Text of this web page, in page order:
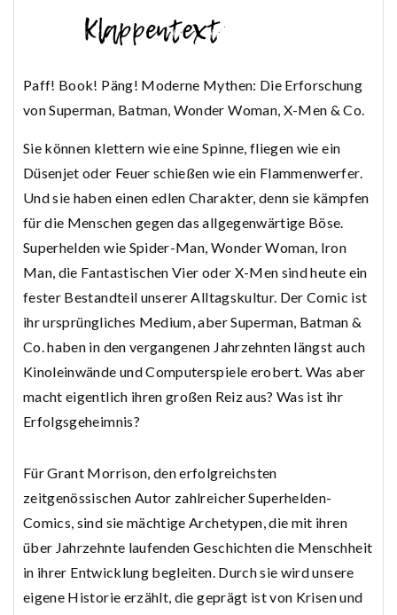
Paff! Book! Päng! Moderne Mythen: Die Erforschung
von Superman, Batman, Wonder Woman, X-Men & Co.
Sie können klettern wie eine Spinne, fliegen wie ein
Düsenjet oder Feuer schießen wie ein Flammenwerfer.
Und sie haben einen edlen Charakter, denn sie kämpfen
für die Menschen gegen das allgegenwärtige Böse.
Superhelden wie Spider-Man, Wonder Woman, Iron
Man, die Fantastischen Vier oder X-Men sind heute ein
fester Bestandteil unserer Alltagskultur. Der Comic ist
ihr ursprüngliches Medium, aber Superman, Batman &
Co. haben in den vergangenen Jahrzehnten längst auch
Kinoleinwände und Computerspiele erobert. Was aber
macht eigentlich ihren großen Reiz aus? Was ist ihr
Erfolgsgeheimnis?
Für Grant Morrison, den erfolgreichsten
zeitgenössischen Autor zahlreicher Superhelden-
Comics, sind sie mächtige Archetypen, die mit ihren
über Jahrzehnte laufenden Geschichten die Menschheit
in ihrer Entwicklung begleiten. Durch sie wird unsere
eigene Historie erzählt, die geprägt ist von Krisen und